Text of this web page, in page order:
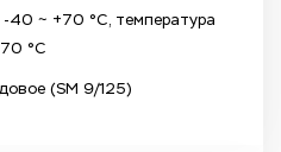
40 ~ +70 °C, температура
°C
(SM 9/125)